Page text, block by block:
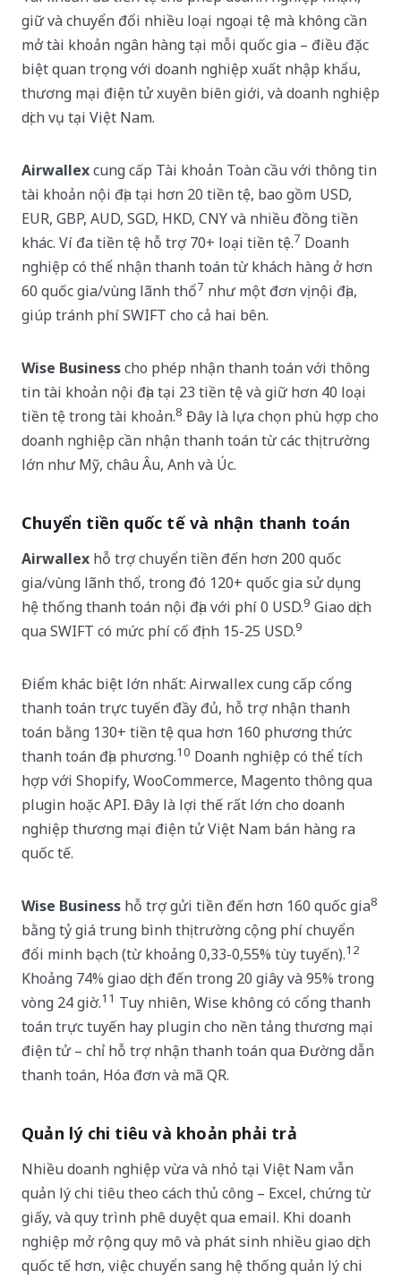
giữ và chuyển đổi nhiều loại ngoại tệ mà không cần
mở tài khoản ngân hàng tại mỗi quốc gia – điều đặc
biệt quan trọng với doanh nghiệp xuất nhập khẩu,
thương mại điện tử xuyên biên giới, và doanh nghiệp
dịch vụ tại Việt Nam.
Airwallexcung cấp Tài khoản Toàn cầu với thông tin
tài khoản nội địa tại hơn 20 tiền tệ, bao gồm USD,
EUR, GBP, AUD, SGD, HKD, CNY và nhiều đồng tiền
khác. Ví đa tiền tệ hỗ trợ 70+ loại tiền tệ.7 Doanh
nghiệp có thể nhận thanh toán từ khách hàng ở hơn
60 quốc gia/vùng lãnh thổ7 như một đơn vị nội địa,
giúp tránh phí SWIFT cho cả hai bên.
Wise Businesscho phép nhận thanh toán với thông
tin tài khoản nội địa tại 23 tiền tệ và giữ hơn 40 loại
tiền tệ trong tài khoản.8 Đây là lựa chọn phù hợp cho
doanh nghiệp cần nhận thanh toán từ các thị trường
lớn như Mỹ, châu Âu, Anh và Úc.
Chuyển tiền quốc tế và nhận thanh toán
Airwallex hỗ trợ chuyển tiền đến hơn 200 quốc
gia/vùng lãnh thổ, trong đó 120+ quốc gia sử dụng
hệ thống thanh toán nội địa với phí 0 USD.9 Giao dịch
qua SWIFT có mức phí cố định 15-25 USD.9
Điểm khác biệt lớn nhất: Airwallex cung cấp cổng
thanh toán trực tuyến đầy đủ, hỗ trợ nhận thanh
toán bằng 130+ tiền tệ qua hơn 160 phương thức
thanh toán địa phương.10 Doanh nghiệp có thể tích
hợp với Shopify, WooCommerce, Magento thông qua
plugin hoặc API. Đây là lợi thế rất lớn cho doanh
nghiệp thương mại điện tử Việt Nam bán hàng ra
quốc tế.
Wise Business hỗ trợ gửi tiền đến hơn 160 quốc gia8
bằng tỷ giá trung bình thị trường cộng phí chuyển
đổi minh bạch (từ khoảng 0,33-0,55% tùy tuyến).12
Khoảng 74% giao dịch đến trong 20 giây và 95% trong
vòng 24 giờ.11 Tuy nhiên, Wise không có cổng thanh
toán trực tuyến hay plugin cho nền tảng thương mại
điện tử – chỉ hỗ trợ nhận thanh toán qua Đường dẫn
thanh toán, Hóa đơn và mã QR.
Quản lý chi tiêu và khoản phải trả
Nhiều doanh nghiệp vừa và nhỏ tại Việt Nam vẫn
quản lý chi tiêu theo cách thủ công – Excel, chứng từ
giấy, và quy trình phê duyệt qua email. Khi doanh
nghiệp mở rộng quy mô và phát sinh nhiều giao dịch
quốc tế hơn, việc chuyển sang hệ thống quản lý chi